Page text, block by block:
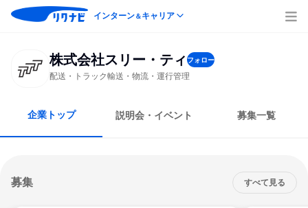
インターン＆キャリア
株式会社スリー・ティ フォロー
配送・トラック輸送・物流・運行管理
企業トップ 説明会・イベント 募集一覧
募集 すべて見る